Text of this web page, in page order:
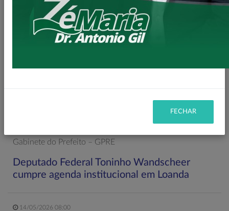
LEIA MAIS
Gabinete do Prefeito – GPRE
Deputado Federal Toninho Wandscheer
cumpre agenda institucional em Loanda
14/05/2026 08:00
FECHAR